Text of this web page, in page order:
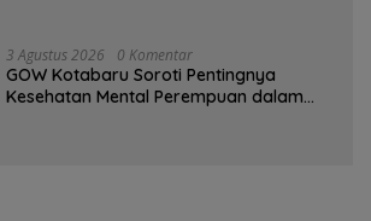
3 Agustus 2026 0 Komentar
GOW Kotabaru Soroti Pentingnya
Kesehatan Mental Perempuan dalam